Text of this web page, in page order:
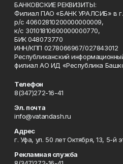
БАНКОВСКИЕ РЕКВИЗИТЫ:
Филиал ПАО «БАНК УРАЛСИБ» в
р/с 40602810200000000009,
к/с 30101810600000000770,
БИК 048073770
ИНН/КПП 0278066967/027843012
Республиканский
филиал АО ИД «Республика
Телефон
8(347)272-16-41
Эл. почта
info@vatandash.ru
Адрес
г. Уфа, ул. 50 лет Октября, 13, 5-й
Рекламная служба